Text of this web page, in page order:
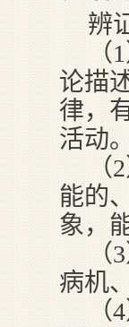
辨
论描
律，
活动
能的
象，
病机